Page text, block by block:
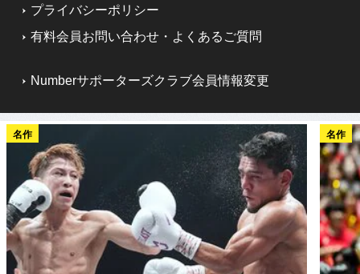
プライバシーポリシー
有料会員お問い合わせ・よくあるご質問
Numberサポーターズクラブ会員情報変更
名作 名作